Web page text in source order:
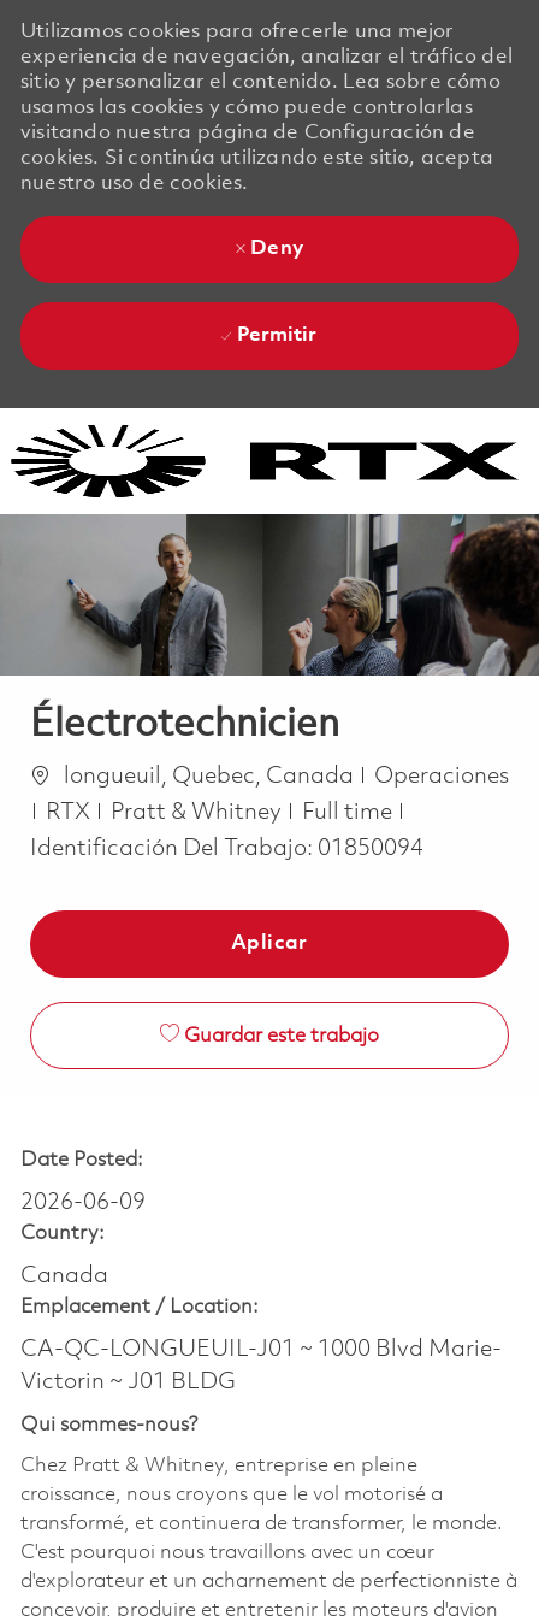
Utilizamos cookies para ofrecerle una mejor
experiencia de navegación, analizar el tráfico del
sitio y personalizar el contenido. Lea sobre cómo
usamos las cookies y cómo puede controlarlas
visitando nuestra página de Configuración de
cookies. Si continúa utilizando este sitio, acepta
nuestro uso de cookies.
Deny
Permitir
Électrotechnicien
Ubicación
longueuil, Quebec, Canada Categoría
Operaciones
RTX
Pratt & Whitney Job Type
Full time
Identificación Del Trabajo: 01850094
Aplicar
Guardar este trabajo
Date Posted:
2026-06-09
Country:
Canada
Emplacement / Location:
CA-QC-LONGUEUIL-J01 ~ 1000 Blvd Marie-
Victorin ~ J01 BLDG
Qui sommes-nous?
Chez Pratt & Whitney, entreprise en pleine
croissance, nous croyons que le vol motorisé a
transformé, et continuera de transformer, le monde.
C'est pourquoi nous travaillons avec un cœur
d'explorateur et un acharnement de perfectionniste à
concevoir, produire et entretenir les moteurs d'avion